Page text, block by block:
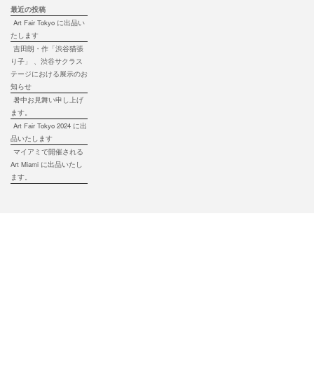
最近の投稿
Art Fair Tokyo に出品い
たします
吉田朗・作「渋谷猫張
り子」 、渋谷サクラス
テージにおける展示のお
知らせ
暑中お見舞い申し上げ
ます。
Art Fair Tokyo 2024 に出
品いたします
マイアミで開催される
Art Miami に出品いたし
ます。